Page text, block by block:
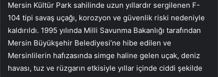
Mersin Kültür Park sahilinde uzun yıllardır sergilenen F-
104 tipi savaş uçağı, korozyon ve güvenlik riski nedeniyle
kaldırıldı. 1995 yılında Milli Savunma Bakanlığı tarafından
Mersin Büyükşehir Belediyesi’ne hibe edilen ve
Mersinlilerin hafızasında simge haline gelen uçak, deniz
havası, tuz ve rüzgarın etkisiyle yıllar içinde ciddi şekilde